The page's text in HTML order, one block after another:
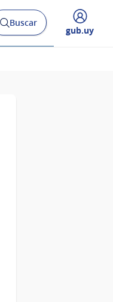
AbrirBuscar
Desplegar
gub.uy